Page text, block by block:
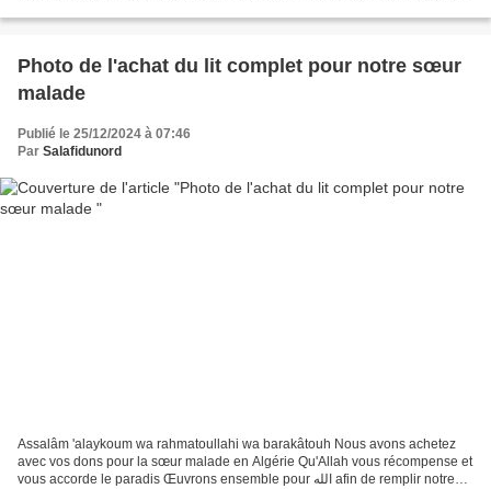
Photo de l'achat du lit complet pour notre sœur
malade
Publié le 25/12/2024 à 07:46
Par Salafidunord
Assalâm 'alaykoum wa rahmatoullahi wa barakâtouh Nous avons achetez
avec vos dons pour la sœur malade en Algérie Qu'Allah vous récompense et
vous accorde le paradis Œuvrons ensemble pour الله afin de remplir notre